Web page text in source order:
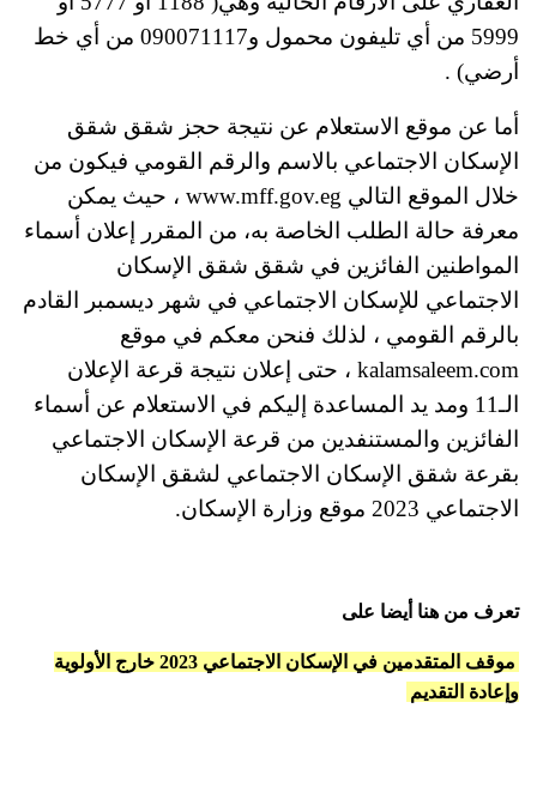
5999 من أي تليفون محمول و090071117 من أي خط
أرضي) .
أما عن موقع الاستعلام عن نتيجة حجز شقق شقق
الإسكان الاجتماعي بالاسم والرقم القومي فيكون من
خلال الموقع التالي www.mff.gov.eg ، حيث يمكن
معرفة حالة الطلب الخاصة به، من المقرر إعلان أسماء
المواطنين الفائزين في شقق شقق الإسكان
الاجتماعي للإسكان الاجتماعي في شهر ديسمبر القادم
بالرقم القومي ، لذلك فنحن معكم في موقع
kalamsaleem.com ، حتى إعلان نتيجة قرعة الإعلان
الـ11 ومد يد المساعدة إليكم في الاستعلام عن أسماء
الفائزين والمستنفدين من قرعة الإسكان الاجتماعي
بقرعة شقق الإسكان الاجتماعي لشقق الإسكان
الاجتماعي 2023 موقع وزارة الإسكان.
تعرف من هنا أيضا على
موقف المتقدمين في الإسكان الاجتماعي 2023 خارج الأولوية
وإعادة التقديم